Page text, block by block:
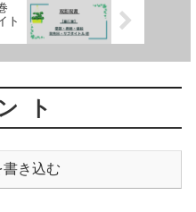
ト
ト
書き込む